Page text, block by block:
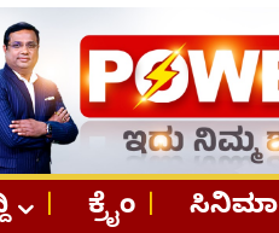
ಕ್ರೈಂ ಸಿನಿಮಾ